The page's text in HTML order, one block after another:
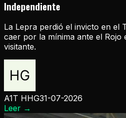
Independiente
La Lepra perdió el invicto en el
caer por la mínima ante el Rojo
visitante.
A1T HHG31-07-2026
Leer →